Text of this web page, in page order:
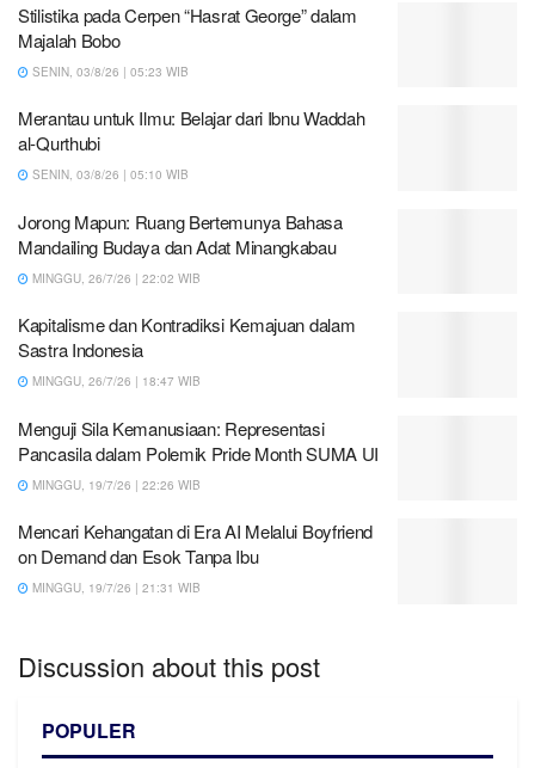
Stilistika pada Cerpen “Hasrat George” dalam
Majalah Bobo
SENIN, 03/8/26 | 05:23 WIB
Merantau untuk Ilmu: Belajar dari Ibnu Waddah
al-Qurthubi
SENIN, 03/8/26 | 05:10 WIB
Jorong Mapun: Ruang Bertemunya Bahasa
Mandailing Budaya dan Adat Minangkabau
MINGGU, 26/7/26 | 22:02 WIB
Kapitalisme dan Kontradiksi Kemajuan dalam
Sastra Indonesia
MINGGU, 26/7/26 | 18:47 WIB
Menguji Sila Kemanusiaan: Representasi
Pancasila dalam Polemik Pride Month SUMA UI
MINGGU, 19/7/26 | 22:26 WIB
Mencari Kehangatan di Era AI Melalui Boyfriend
on Demand dan Esok Tanpa Ibu
MINGGU, 19/7/26 | 21:31 WIB
Discussion about this post
POPULER